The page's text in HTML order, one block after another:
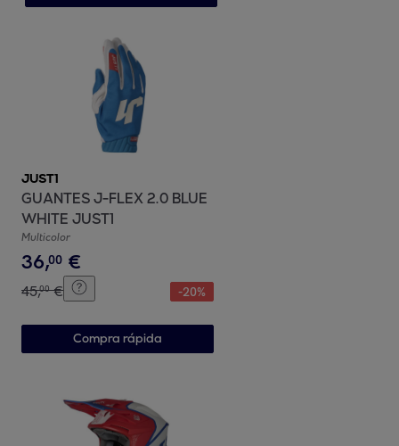
JUST1
GUANTES J-FLEX 2.0 BLUE
WHITE JUST1
Multicolor
36,00 €
45,00 € -20%
Compra rápida